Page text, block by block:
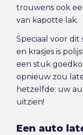
trouwens ook
van kapotte lak.
Speciaal voor
en krasjes is
een stuk
opnieuw zou
hetzelfde: uw
uitzien!
Een auto